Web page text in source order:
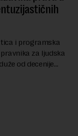
i programska
za ljudska
od decenije